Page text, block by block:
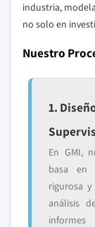
industria,
no solo en
Nuestro
1.
En GMI,
basa en
rigurosa
análisis